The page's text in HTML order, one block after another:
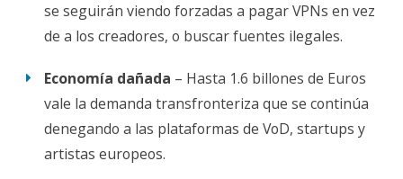
se seguirán viendo forzadas a pagar VPNs en vez
de a los creadores, o buscar fuentes ilegales.
Economía dañada – Hasta 1.6 billones de Euros
vale la demanda transfronteriza que se continúa
denegando a las plataformas de VoD, startups y
artistas europeos.